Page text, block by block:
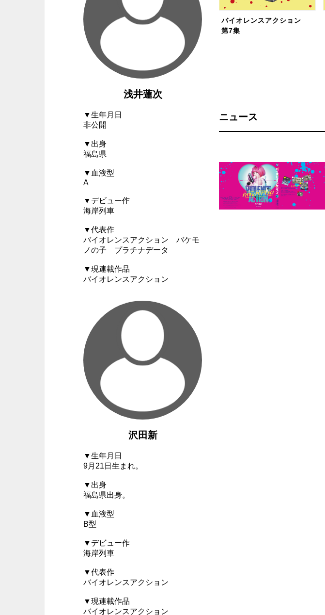
浅井蓮次
▼生年月日
非公開
▼出身
福島県
▼血液型
A
▼デビュー作
海岸列車
▼代表作
バイオレンスアクション バケモ
ノの子 プラチナデータ
▼現連載作品
バイオレンスアクション
沢田新
▼生年月日
9月21日生まれ。
▼出身
福島県出身。
▼血液型
B型
▼デビュー作
海岸列車
▼代表作
バイオレンスアクション
▼現連載作品
バイオレンスアクション
バイオレンスアクション
第7集
ニュース